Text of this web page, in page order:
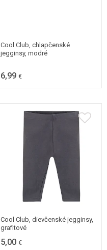
Cool Club, chlapčenské
jegginsy, modré
6,99 €
Cool Club, dievčenské jegginsy,
grafitové
5,00 €